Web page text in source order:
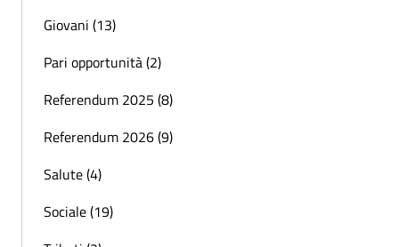
Giovani (13)
Pari opportunità (2)
Referendum 2025 (8)
Referendum 2026 (9)
Salute (4)
Sociale (19)